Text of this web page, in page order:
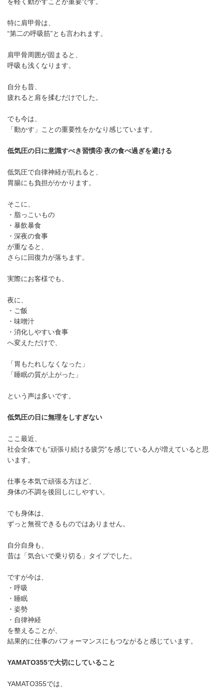
特に肩甲骨は、
“第二の呼吸筋”とも言われます。
肩甲骨周囲が固まると、
呼吸も浅くなります。
自分も昔、
疲れると肩を揉むだけでした。
でも今は、
「動かす」ことの重要性をかなり感じています。
低気圧の日に意識すべき習慣④ 夜の食べ過ぎを避ける
低気圧で自律神経が乱れると、
胃腸にも負担がかかります。
そこに、
・脂っこいもの
・暴飲暴食
・深夜の食事
が重なると、
さらに回復力が落ちます。
実際にお客様でも、
夜に、
・ご飯
・味噌汁
・消化しやすい食事
へ変えただけで、
「胃もたれしなくなった」
「睡眠の質が上がった」
という声は多いです。
低気圧の日に無理をしすぎない
ここ最近、
社会全体でも“頑張り続ける疲労”を感じている人が増えていると思
います。
仕事を本気で頑張る方ほど、
身体の不調を後回しにしやすい。
でも身体は、
ずっと無視できるものではありません。
自分自身も、
昔は「気合いで乗り切る」タイプでした。
ですが今は、
・呼吸
・睡眠
・姿勢
・自律神経
を整えることが、
結果的に仕事のパフォーマンスにもつながると感じています。
YAMATO355で大切にしていること
YAMATO355では、